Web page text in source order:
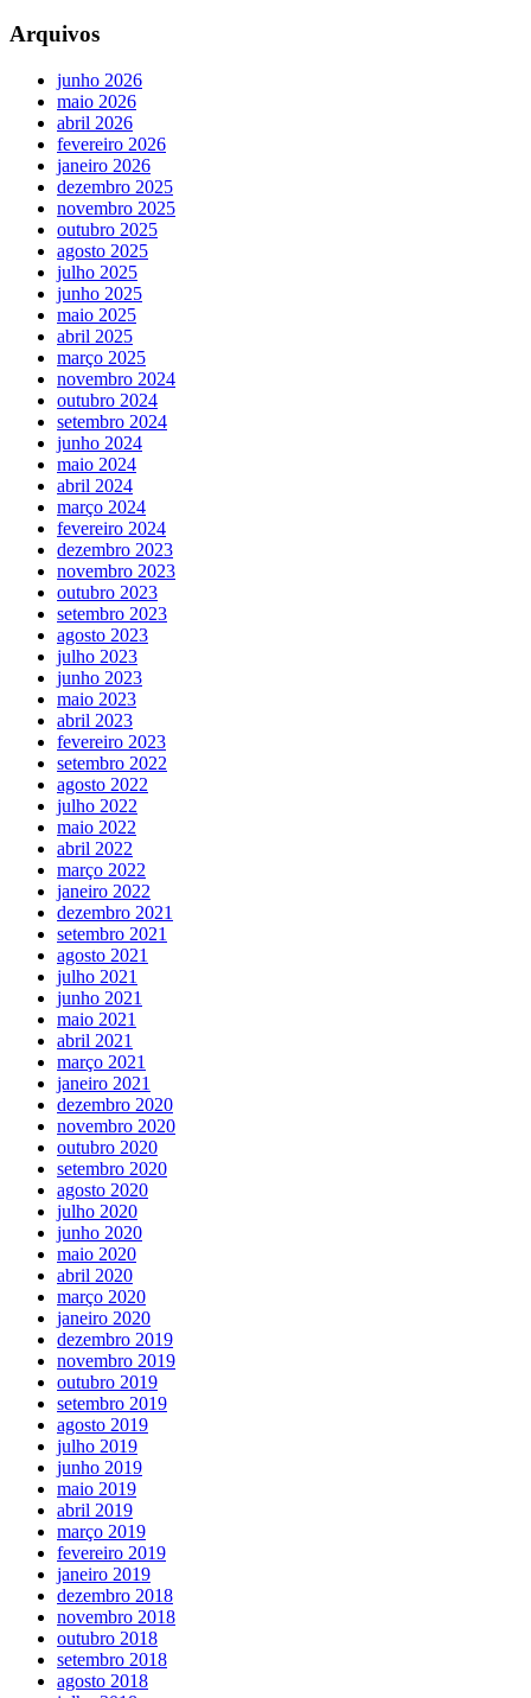
Arquivos
junho 2026
maio 2026
abril 2026
fevereiro 2026
janeiro 2026
dezembro 2025
novembro 2025
outubro 2025
agosto 2025
julho 2025
junho 2025
maio 2025
abril 2025
março 2025
novembro 2024
outubro 2024
setembro 2024
junho 2024
maio 2024
abril 2024
março 2024
fevereiro 2024
dezembro 2023
novembro 2023
outubro 2023
setembro 2023
agosto 2023
julho 2023
junho 2023
maio 2023
abril 2023
fevereiro 2023
setembro 2022
agosto 2022
julho 2022
maio 2022
abril 2022
março 2022
janeiro 2022
dezembro 2021
setembro 2021
agosto 2021
julho 2021
junho 2021
maio 2021
abril 2021
março 2021
janeiro 2021
dezembro 2020
novembro 2020
outubro 2020
setembro 2020
agosto 2020
julho 2020
junho 2020
maio 2020
abril 2020
março 2020
janeiro 2020
dezembro 2019
novembro 2019
outubro 2019
setembro 2019
agosto 2019
julho 2019
junho 2019
maio 2019
abril 2019
março 2019
fevereiro 2019
janeiro 2019
dezembro 2018
novembro 2018
outubro 2018
setembro 2018
agosto 2018